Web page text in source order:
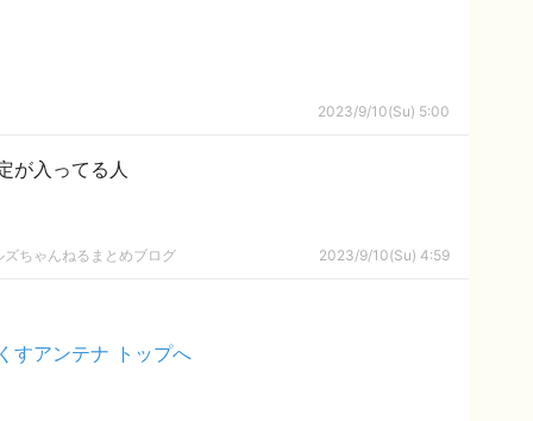
2023/9/10(Su) 5:00
が入ってる人
ちゃんねるまとめブログ 2023/9/10(Su) 4:59
すアンテナ トップへ